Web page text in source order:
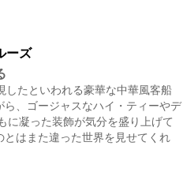
ーズ
したといわれる豪華な中華風客船
、ゴージャスなハイ・ティーやデ
に凝った装飾が気分を盛り上げて
はまた違った世界を見せてくれ